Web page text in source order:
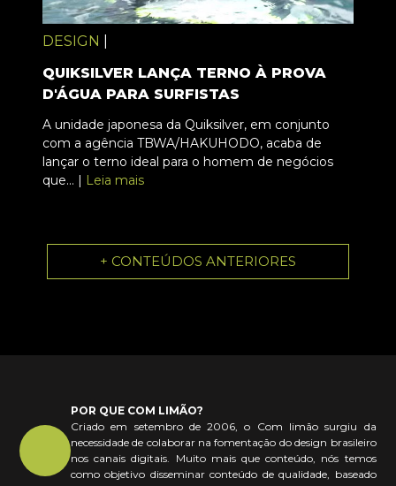
DESIGN
QUIKSILVER LANÇA TERNO À PROVA
D'ÁGUA PARA SURFISTAS
A unidade japonesa da Quiksilver, em conjunto
com a agência TBWA/HAKUHODO, acaba de
lançar o terno ideal para o homem de negócios
que... | Leia mais
+ CONTEÚDOS ANTERIORES
POR QUE COM LIMÃO?
Criado em setembro de 2006, o Com limão surgiu da
necessidade de colaborar na fomentação do design brasileiro
nos canais digitais. Muito mais que conteúdo, nós temos
como objetivo disseminar conteúdo de qualidade, baseado